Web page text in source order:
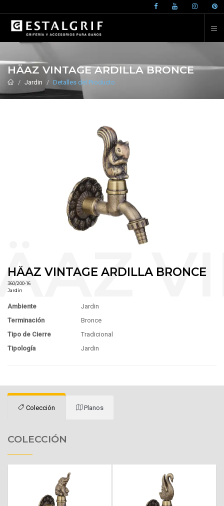
HÄAZ VINTAGE ARDILLA BRONCE
Jardin Detalles del Producto
HÄAZ VINTAGE ARDILLA BRONCE
360/200-16
Jardín
Ambiente
Jardin
Terminación
Bronce
Tipo de Cierre
Tradicional
Tipología
Jardin
Colección Planos
COLECCIÓN